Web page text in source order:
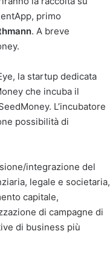
primo
. A breve
la startup dedicata
che incuba il
L’incubatore
possibilità di
integrazione del
legale e societaria,
capitale,
di campagne di
di business più